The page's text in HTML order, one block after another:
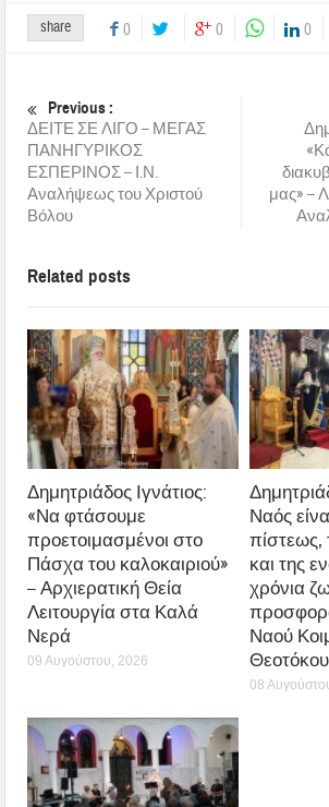
share 0 0 0
Previous :
ΔΕΙΤΕ ΣΕ ΛΙΓΟ – ΜΕΓΑΣ
ΠΑΝΗΓΥΡΙΚΟΣ
ΕΣΠΕΡΙΝΟΣ – Ι.Ν.
Αναλήψεως του Χριστού
Βόλου
μας» –
Related posts
Δημητριάδος Ιγνάτιος:
«Να φτάσουμε
προετοιμασμένοι στο
Πάσχα του καλοκαιριού»
– Αρχιερατική Θεία
Λειτουργία στα Καλά
Νερά
09 Αυγούστου, 2026
Ναός
πίστεως,
και της
χρόνια
Ναού
08